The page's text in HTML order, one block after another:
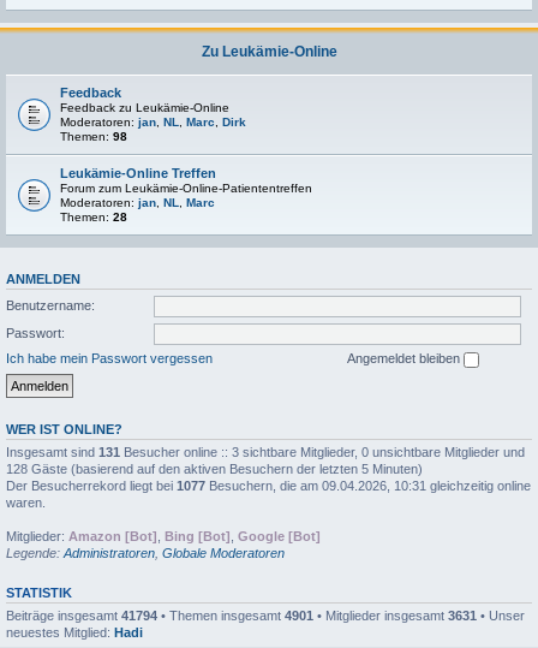
Zu Leukämie-Online
Feedback
Feedback zu Leukämie-Online
Moderatoren: jan NL Marc
Dirk
Themen: 98
Leukämie-Online Treffen
Forum zum Leukämie-Online-Patiententreffen
Moderatoren: jan NL
Marc
Themen: 28
ANMELDEN
Benutzername:
Passwort:
Ich habe mein Passwort vergessen
Angemeldet bleiben
WER IST ONLINE?
Insgesamt sind 131 Besucher online :: 3 sichtbare Mitglieder, 0 unsichtbare Mitglieder und
128 Gäste (basierend auf den aktiven Besuchern der letzten 5 Minuten)
Der Besucherrekord liegt bei 1077 Besuchern, die am 09.04.2026, 10:31 gleichzeitig online
waren.
Mitglieder: Amazon [Bot] Bing [Bot] Google [Bot]
Legende: Administratoren Globale Moderatoren
STATISTIK
Beiträge insgesamt 41794 • Themen insgesamt 4901 • Mitglieder insgesamt 3631 • Unser
neuestes Mitglied: Hadi